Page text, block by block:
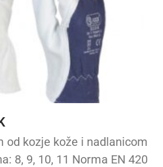
od kozje kože i nadlanicom
8, 9, 10, 11 Norma EN 420